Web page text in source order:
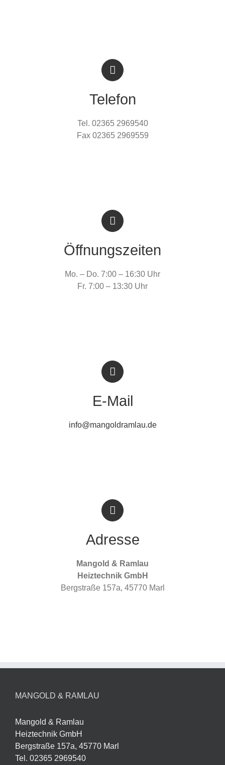
Telefon
Tel. 02365 2969540
Fax 02365 2969559
Öffnungszeiten
Mo. – Do. 7:00 – 16:30 Uhr
Fr. 7:00 – 13:30 Uhr
E-Mail
info@mangoldramlau.de
Adresse
Mangold & Ramlau
Heiztechnik GmbH
Bergstraße 157a, 45770 Marl
MANGOLD & RAMLAU
Mangold & Ramlau
Heiztechnik GmbH
Bergstraße 157a, 45770 Marl
Tel. 02365 2969540